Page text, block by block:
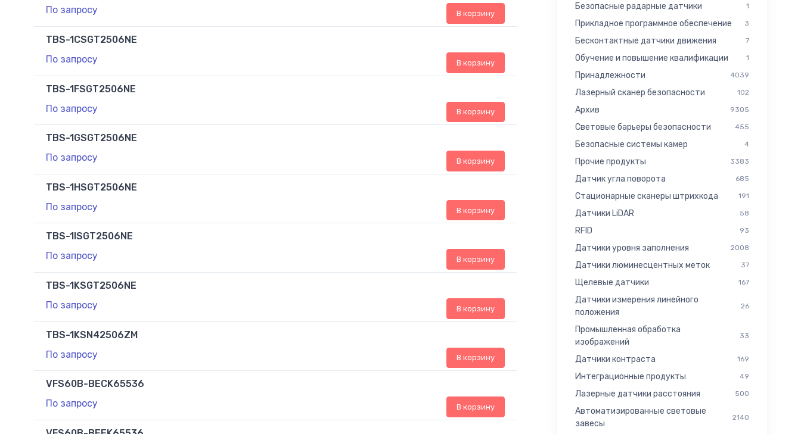
По запросу
В корзину
TBS-1CSGT2506NE
По запросу
В корзину
TBS-1FSGT2506NE
По запросу
В корзину
TBS-1GSGT2506NE
По запросу
В корзину
TBS-1HSGT2506NE
По запросу
В корзину
TBS-1ISGT2506NE
По запросу
В корзину
TBS-1KSGT2506NE
По запросу
В корзину
TBS-1KSN42506ZM
По запросу
В корзину
VFS60B-BECK65536
По запросу
В корзину
Безопасные радарные датчики 1
Прикладное программное обеспечение 3
Бесконтактные датчики движения 7
Обучение и повышение квалификации 1
Принадлежности 4039
Лазерный сканер безопасности 102
Архив 9305
Световые барьеры безопасности 455
Безопасные системы камер 4
Прочие продукты 3383
Датчик угла поворота 685
Стационарные сканеры штрихкода 191
Датчики LiDAR 58
RFID 93
Датчики уровня заполнения 2008
Датчики люминесцентных меток 37
Щелевые датчики 167
Датчики измерения линейного
положения
26
Промышленная обработка
изображений
33
Датчики контраста 169
Интеграционные продукты 49
Лазерные датчики расстояния 500
Автоматизированные световые
завесы
2140